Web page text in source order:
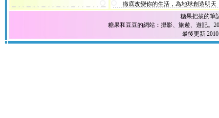
徹底改變你的生活，為地球創造明天
糖果把拔的筆
糖果和豆豆的網站：攝影、旅遊、遊記。
最後更新